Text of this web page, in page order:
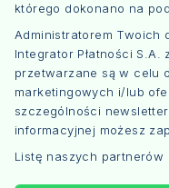
którego dokonano na
Administratorem Twoich
Integrator Płatności S.A.
przetwarzane są w celu
marketingowych i/lub
szczególności
informacyjnej możesz
Listę naszych partnerów